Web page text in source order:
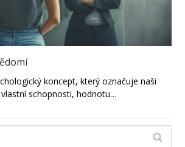
koncept, který označuje naši
schopnosti, hodnotu…